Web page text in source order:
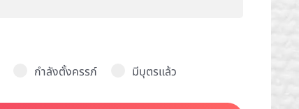
กำลังตั้งครรภ์ มีบุตรแล้ว